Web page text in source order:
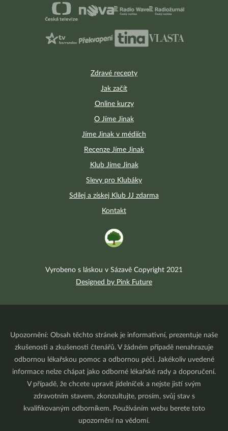
Zdravé recepty
Jak začít
Online kurzy
O Jíme Jinak
Jíme Jinak v médiích
Recenze Jíme Jinak
Klub Jíme Jinak
Slevy pro Klubáky
Sdílej a získej Klub JJ zdarma
Kontakt
Vyrobeno s láskou v Sázavě Copyright 2021
Designed by Pink Future
Upozornění: Obsah těchto stránek je informativní, prezentuje naše
zkušenosti a zkušenosti čtenářů. V žádném případě nenahrazuje
odbornou lékařskou pomoc a odbornou péči. Jakékoliv uvedené
informace nelze chápat jako odborné lékařské rady a doporučení.
V případě, že chcete upravit jídelníček a nejste jistí svým
zdravotním stavem, zkonzultujte, prosím, svůj stav s
kvalifikovaným odborníkem. Používáním webu berete toto
upozornění na vědomí.